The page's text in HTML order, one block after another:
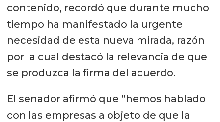
contenido, recordó que durante mucho
tiempo ha manifestado la urgente
necesidad de esta nueva mirada, razón
por la cual destacó la relevancia de que
se produzca la firma del acuerdo.
El senador afirmó que “hemos hablado
con las empresas a objeto de que la